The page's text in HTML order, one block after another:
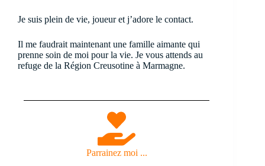
Je suis plein de vie, joueur et j’adore le contact.
Il me faudrait maintenant une famille aimante qui
prenne soin de moi pour la vie. Je vous attends au
refuge de la Région Creusotine à Marmagne.
Parrainez moi ...